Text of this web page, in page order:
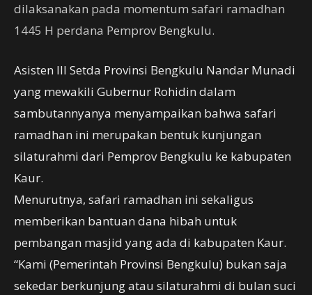
dilaksanakan pada momentum safari ramadhan
1445 H perdana Pemprov Bengkulu.
Asisten III Setda Provinsi Bengkulu Nandar Munadi
yang mewakili Gubernur Rohidin dalam
sambutannyanya menyampaikan bahwa safari
ramadhan ini merupakan bentuk kunjungan
silaturahmi dari Pemprov Bengkulu ke kabupaten
Kaur.
Menurutnya, safari ramadhan ini sekaligus
memberikan bantuan dana hibah untuk
pembangan masjid yang ada di kabupaten Kaur.
“Kami (Pemerintah Provinsi Bengkulu) bukan saja
sekedar berkunjung atau silaturahmi di bulan suci